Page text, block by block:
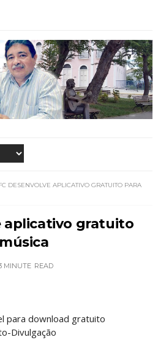
DESENVOLVE APLICATIVO GRATUITO PARA
aplicativo gratuito
MINUTE READ
para download gratuito
Divulgação